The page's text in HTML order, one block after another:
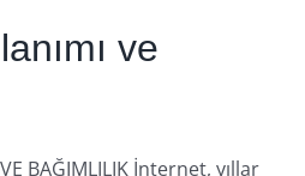
ve
BAĞIMLILIK İnternet, yıllar